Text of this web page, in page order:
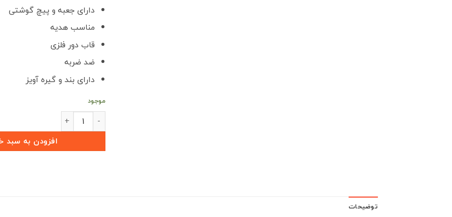
دارای جعبه و پیچ گوشتی
مناسب هدیه
قاب دور فلزی
ضد ضربه
دارای بند و گیره آویز
موجود
قاب ریموت فلزی طرح اسپایدر KMC X5 عدد
افزودن به سبد
توضیحات